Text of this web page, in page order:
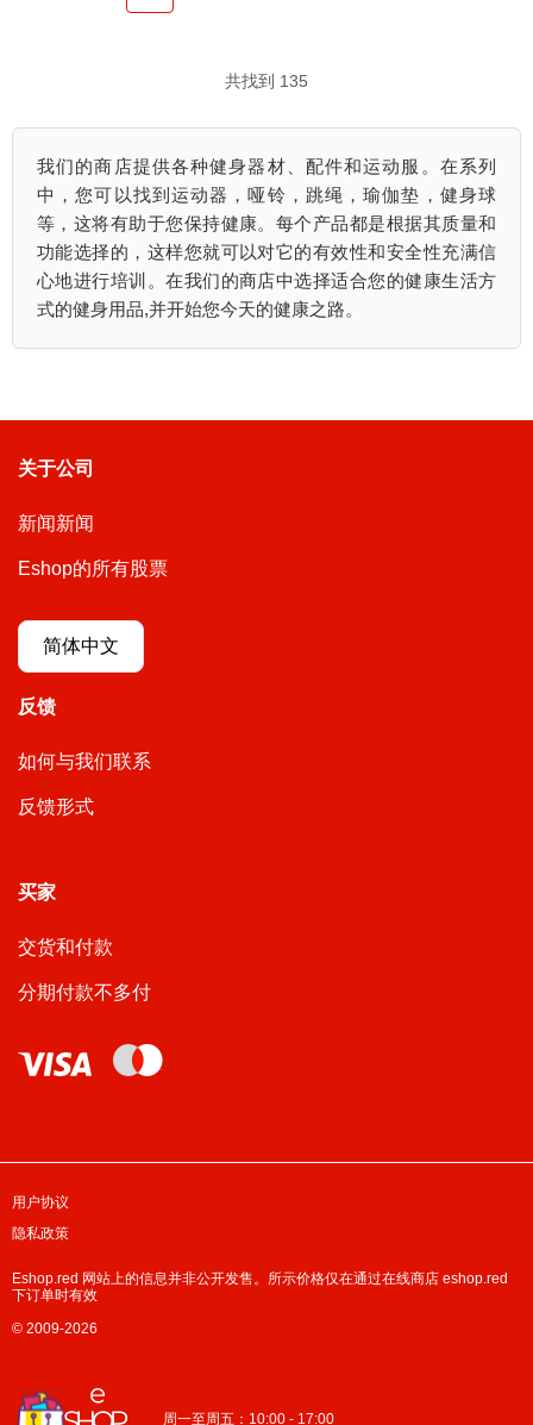
共找到 135
我们的商店提供各种健身器材、配件和运动服。在系列
中，您可以找到运动器，哑铃，跳绳，瑜伽垫，健身球
等，这将有助于您保持健康。每个产品都是根据其质量和
功能选择的，这样您就可以对它的有效性和安全性充满信
心地进行培训。在我们的商店中选择适合您的健康生活方
式的健身用品,并开始您今天的健康之路。
关于公司
新闻新闻
Eshop的所有股票
简体中文
反馈
如何与我们联系
反馈形式
买家
交货和付款
分期付款不多付
周一至周五：10:00 - 17:00
用户协议
隐私政策
Eshop.red 网站上的信息并非公开发售。所示价格仅在通过在线商店 eshop.red
下订单时有效
© 2009-2026